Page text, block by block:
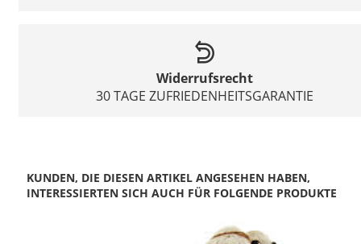
Widerrufsrecht
30 TAGE ZUFRIEDENHEITSGARANTIE
KUNDEN, DIE DIESEN ARTIKEL ANGESEHEN HABEN,
INTERESSIERTEN SICH AUCH FÜR FOLGENDE PRODUKTE